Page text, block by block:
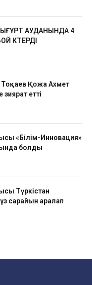
АУДАНЫНДА 4
КӨТЕРДІ
Қожа Ахмет
зиярат етті
«Білім-Инновация»
болды
Түркістан
сарайын аралап